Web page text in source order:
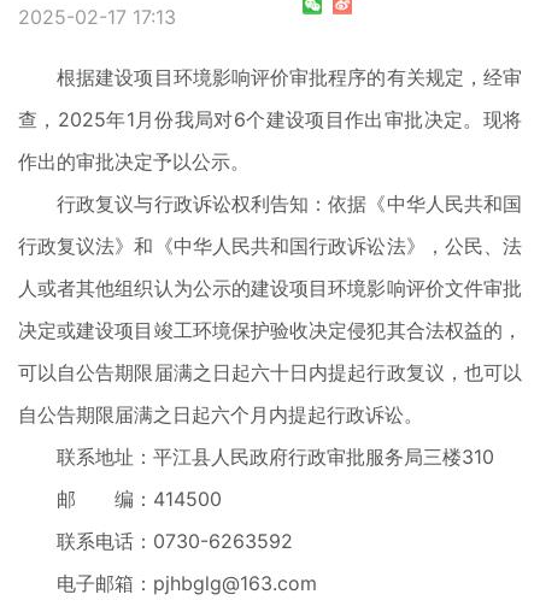
2025-02-17 17:13
根据建设项目环境影响评价审批程序的有关规定，经审
查，2025年1月份我局对6个建设项目作出审批决定。现将
作出的审批决定予以公示。
行政复议与行政诉讼权利告知：依据《中华人民共和国
行政复议法》和《中华人民共和国行政诉讼法》，公民、法
人或者其他组织认为公示的建设项目环境影响评价文件审批
决定或建设项目竣工环境保护验收决定侵犯其合法权益的，
可以自公告期限届满之日起六十日内提起行政复议，也可以
自公告期限届满之日起六个月内提起行政诉讼。
联系地址：平江县人民政府行政审批服务局三楼310
邮 编：414500
联系电话：0730-6263592
电子邮箱：pjhbglg@163.com